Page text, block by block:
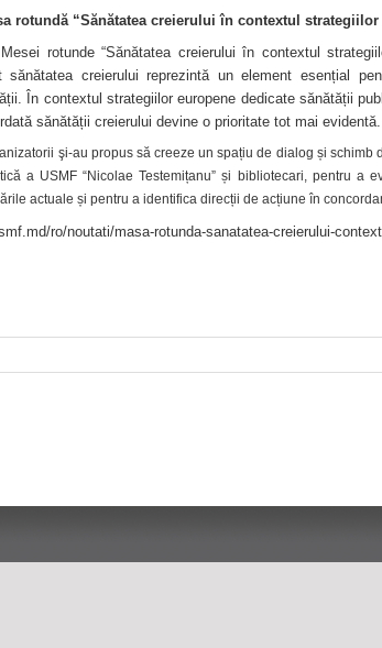
rotundă “Sănătatea creierului în contextul strategiilor
rotunde “Sănătatea creierului în contextul
creierului reprezintă un element esențial
În contextul strategiilor europene dedicate sănătății
sănătății creierului devine o prioritate tot mai evidentă.
şi-au propus să creeze un spațiu de dialog și schimb
a USMF “Nicolae Testemițanu” și bibliotecari, pentru a
actuale și pentru a identifica direcții de acțiune în
ro/noutati/masa-rotunda-sanatatea-creierului-